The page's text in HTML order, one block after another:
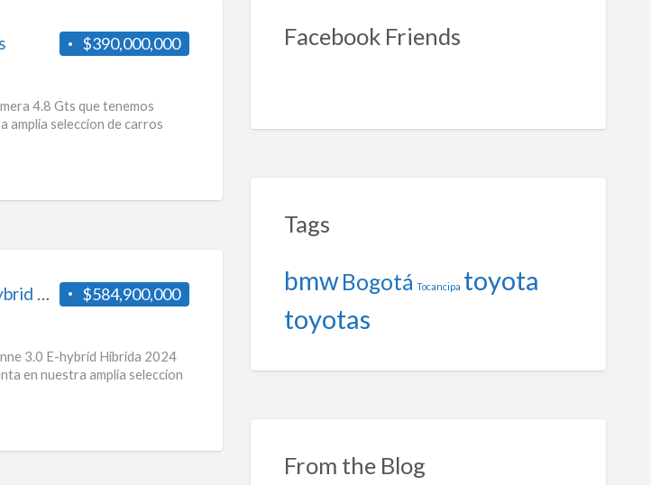
$390,000,000
4.8 Gts que tenemos
amplia seleccion de carros
$584,900,000
Porsche Cayenne 3.0 E-hybrid Hibrida 2024
3.0 E-hybrid Hibrida 2024
en nuestra amplia seleccion
Facebook Friends
Tags
bmwBogotá Tocancipa toyota
toyotas
From the Blog